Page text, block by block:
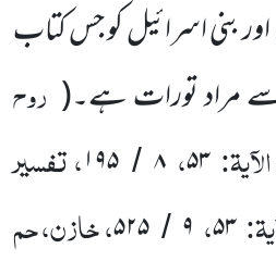
بنی اسرائیل کو جس کتاب
سے مراد تورات ہے۔( روح
۵۳، ۸/ ۱۹۵، تفسیر
۵۳، ۹ / ۵۲۵، خازن، حم